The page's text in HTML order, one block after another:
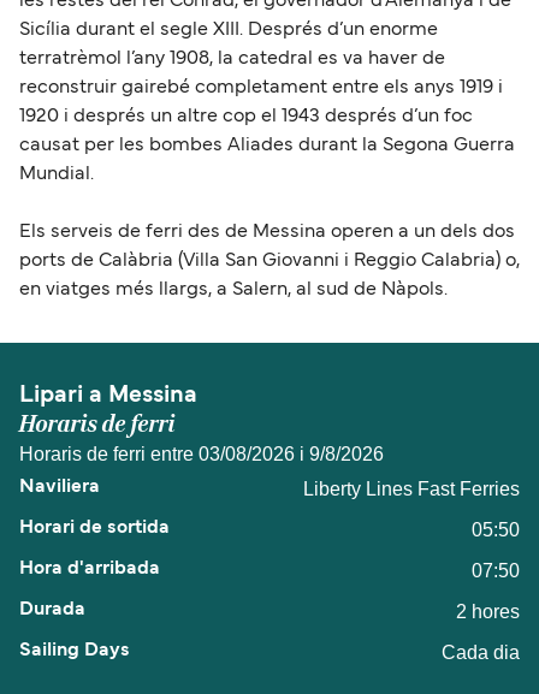
Sicília durant el segle XIII. Després d’un enorme
terratrèmol l’any 1908, la catedral es va haver de
reconstruir gairebé completament entre els anys 1919 i
1920 i després un altre cop el 1943 després d’un foc
causat per les bombes Aliades durant la Segona Guerra
Mundial.
Els serveis de ferri des de Messina operen a un dels dos
ports de Calàbria (Villa San Giovanni i Reggio Calabria) o,
en viatges més llargs, a Salern, al sud de Nàpols.
Lipari a Messina
Horaris de ferri
Horaris de ferri entre 03/08/2026 i 9/8/2026
Liberty Lines Fast Ferries
05:50
07:50
2 hores
Cada dia